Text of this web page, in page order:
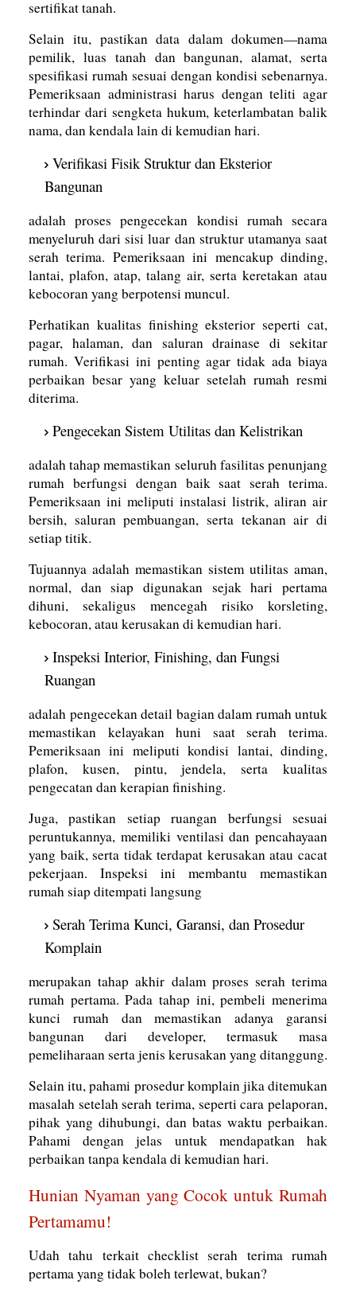
sertifikat tanah.
Selain itu, pastikan data dalam dokumen—nama
pemilik, luas tanah dan bangunan, alamat, serta
spesifikasi rumah sesuai dengan kondisi sebenarnya.
Pemeriksaan administrasi harus dengan teliti agar
terhindar dari sengketa hukum, keterlambatan balik
nama, dan kendala lain di kemudian hari.
Verifikasi Fisik Struktur dan Eksterior
Bangunan
adalah proses pengecekan kondisi rumah secara
menyeluruh dari sisi luar dan struktur utamanya saat
serah terima. Pemeriksaan ini mencakup dinding,
lantai, plafon, atap, talang air, serta keretakan atau
kebocoran yang berpotensi muncul.
Perhatikan kualitas finishing eksterior seperti cat,
pagar, halaman, dan saluran drainase di sekitar
rumah. Verifikasi ini penting agar tidak ada biaya
perbaikan besar yang keluar setelah rumah resmi
diterima.
Pengecekan Sistem Utilitas dan Kelistrikan
adalah tahap memastikan seluruh fasilitas penunjang
rumah berfungsi dengan baik saat serah terima.
Pemeriksaan ini meliputi instalasi listrik, aliran air
bersih, saluran pembuangan, serta tekanan air di
setiap titik.
Tujuannya adalah memastikan sistem utilitas aman,
normal, dan siap digunakan sejak hari pertama
dihuni, sekaligus mencegah risiko korsleting,
kebocoran, atau kerusakan di kemudian hari.
Inspeksi Interior, Finishing, dan Fungsi
Ruangan
adalah pengecekan detail bagian dalam rumah untuk
memastikan kelayakan huni saat serah terima.
Pemeriksaan ini meliputi kondisi lantai, dinding,
plafon, kusen, pintu, jendela, serta kualitas
pengecatan dan kerapian finishing.
Juga, pastikan setiap ruangan berfungsi sesuai
peruntukannya, memiliki ventilasi dan pencahayaan
yang baik, serta tidak terdapat kerusakan atau cacat
pekerjaan. Inspeksi ini membantu memastikan
rumah siap ditempati langsung
Serah Terima Kunci, Garansi, dan Prosedur
Komplain
merupakan tahap akhir dalam proses serah terima
rumah pertama. Pada tahap ini, pembeli menerima
kunci rumah dan memastikan adanya garansi
bangunan dari developer, termasuk masa
pemeliharaan serta jenis kerusakan yang ditanggung.
Selain itu, pahami prosedur komplain jika ditemukan
masalah setelah serah terima, seperti cara pelaporan,
pihak yang dihubungi, dan batas waktu perbaikan.
Pahami dengan jelas untuk mendapatkan hak
perbaikan tanpa kendala di kemudian hari.
Hunian Nyaman yang Cocok untuk Rumah
Pertamamu!
Udah tahu terkait checklist serah terima rumah
pertama yang tidak boleh terlewat, bukan?